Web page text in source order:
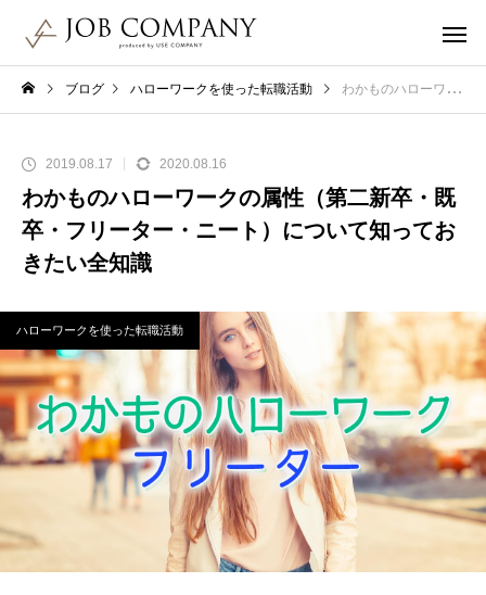
ブログ ハローワークを使った転職活動 わかものハローワークの属性（第二新卒・既卒・フリーター・ニート）について知っておきたい全知識
2019.08.17 2020.08.16
わかものハローワークの属性（第二新卒・既
卒・フリーター・ニート）について知ってお
きたい全知識
ハローワークを使った転職活動